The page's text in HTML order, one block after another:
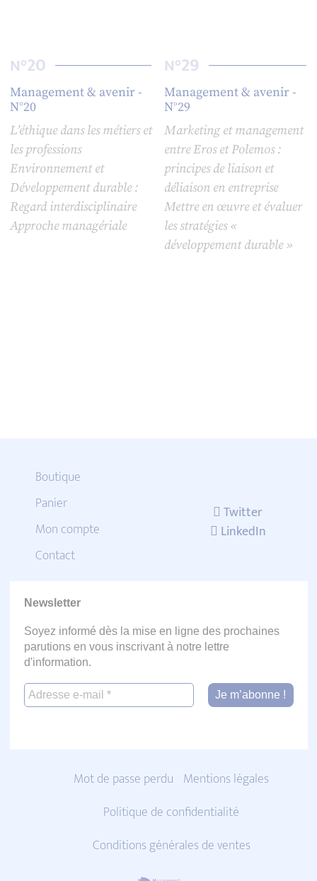
N°20
Management & avenir -
N°20
L’éthique dans les métiers et
les professions
Environnement et
Développement durable :
Regard interdisciplinaire
Approche managériale
N°29
Management & avenir -
N°29
Marketing et management
entre Eros et Polemos :
principes de liaison et
déliaison en entreprise
Mettre en œuvre et évaluer
les stratégies «
développement durable »
Boutique
Panier
Mon compte
Contact
Twitter
LinkedIn
Newsletter
Soyez informé dès la mise en ligne des prochaines
parutions en vous inscrivant à notre lettre
d'information.
Mot de passe perdu Mentions légales
Politique de confidentialité
Conditions générales de ventes